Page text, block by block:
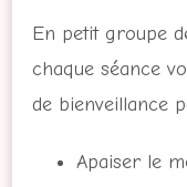
En petit groupe
chaque séance
de bienveillance
Apaiser le